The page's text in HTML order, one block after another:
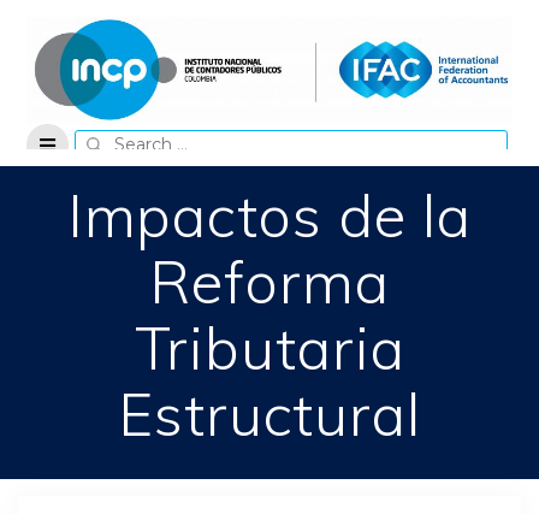
content
Search
for:
Impactos de la
Reforma
Tributaria
Estructural